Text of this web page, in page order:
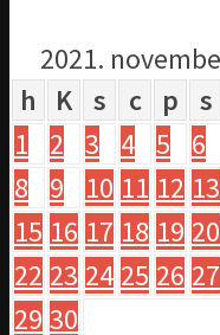
2021.
h
K s c p s
1
2 3 4 5 6
8
9 10 11 12 13
15 16 17 18 19 20
22 23 24 25 26 27
29 30